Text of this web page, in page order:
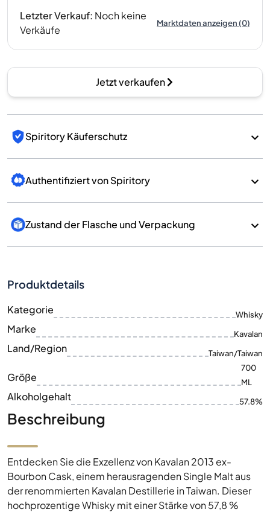
Letzter Verkauf: Noch keine
Verkäufe
Marktdaten anzeigen(0)
Jetzt verkaufen
Spiritory Käuferschutz
Authentifiziert von Spiritory
Zustand der Flasche und Verpackung
Produktdetails
Kategorie Whisky
Marke Kavalan
Land/Region Taiwan/Taiwan
Größe
700
ML
Alkoholgehalt 57.8%
Beschreibung
Entdecken Sie die Exzellenz von Kavalan 2013 ex-
Bourbon Cask, einem herausragenden Single Malt aus
der renommierten Kavalan Destillerie in Taiwan. Dieser
hochprozentige Whisky mit einer Stärke von 57,8 %